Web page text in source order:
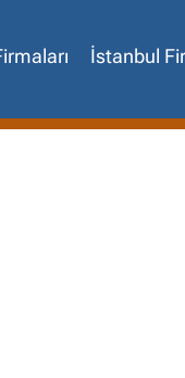
İstanbul